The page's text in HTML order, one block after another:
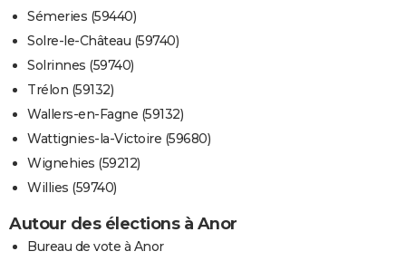
Sémeries (59440)
Solre-le-Château (59740)
Solrinnes (59740)
Trélon (59132)
Wallers-en-Fagne (59132)
Wattignies-la-Victoire (59680)
Wignehies (59212)
Willies (59740)
Autour des élections à Anor
Bureau de vote à Anor